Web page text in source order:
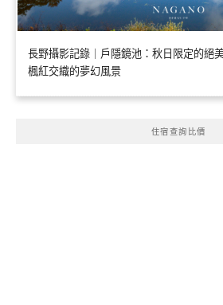
長野攝影記錄｜戶隱鏡池：秋日限定的絕
楓紅交織的夢幻風景
住宿查詢比價